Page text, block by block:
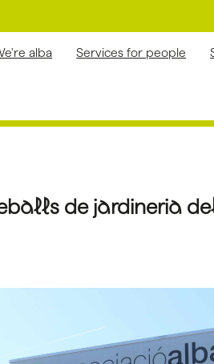
alba Services for people
de jardineria